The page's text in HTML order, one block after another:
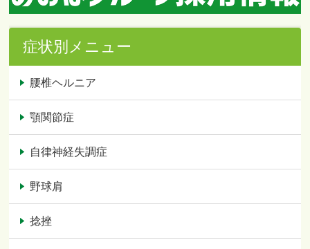
症状別メニュー
腰椎ヘルニア
顎関節症
自律神経失調症
野球肩
捻挫